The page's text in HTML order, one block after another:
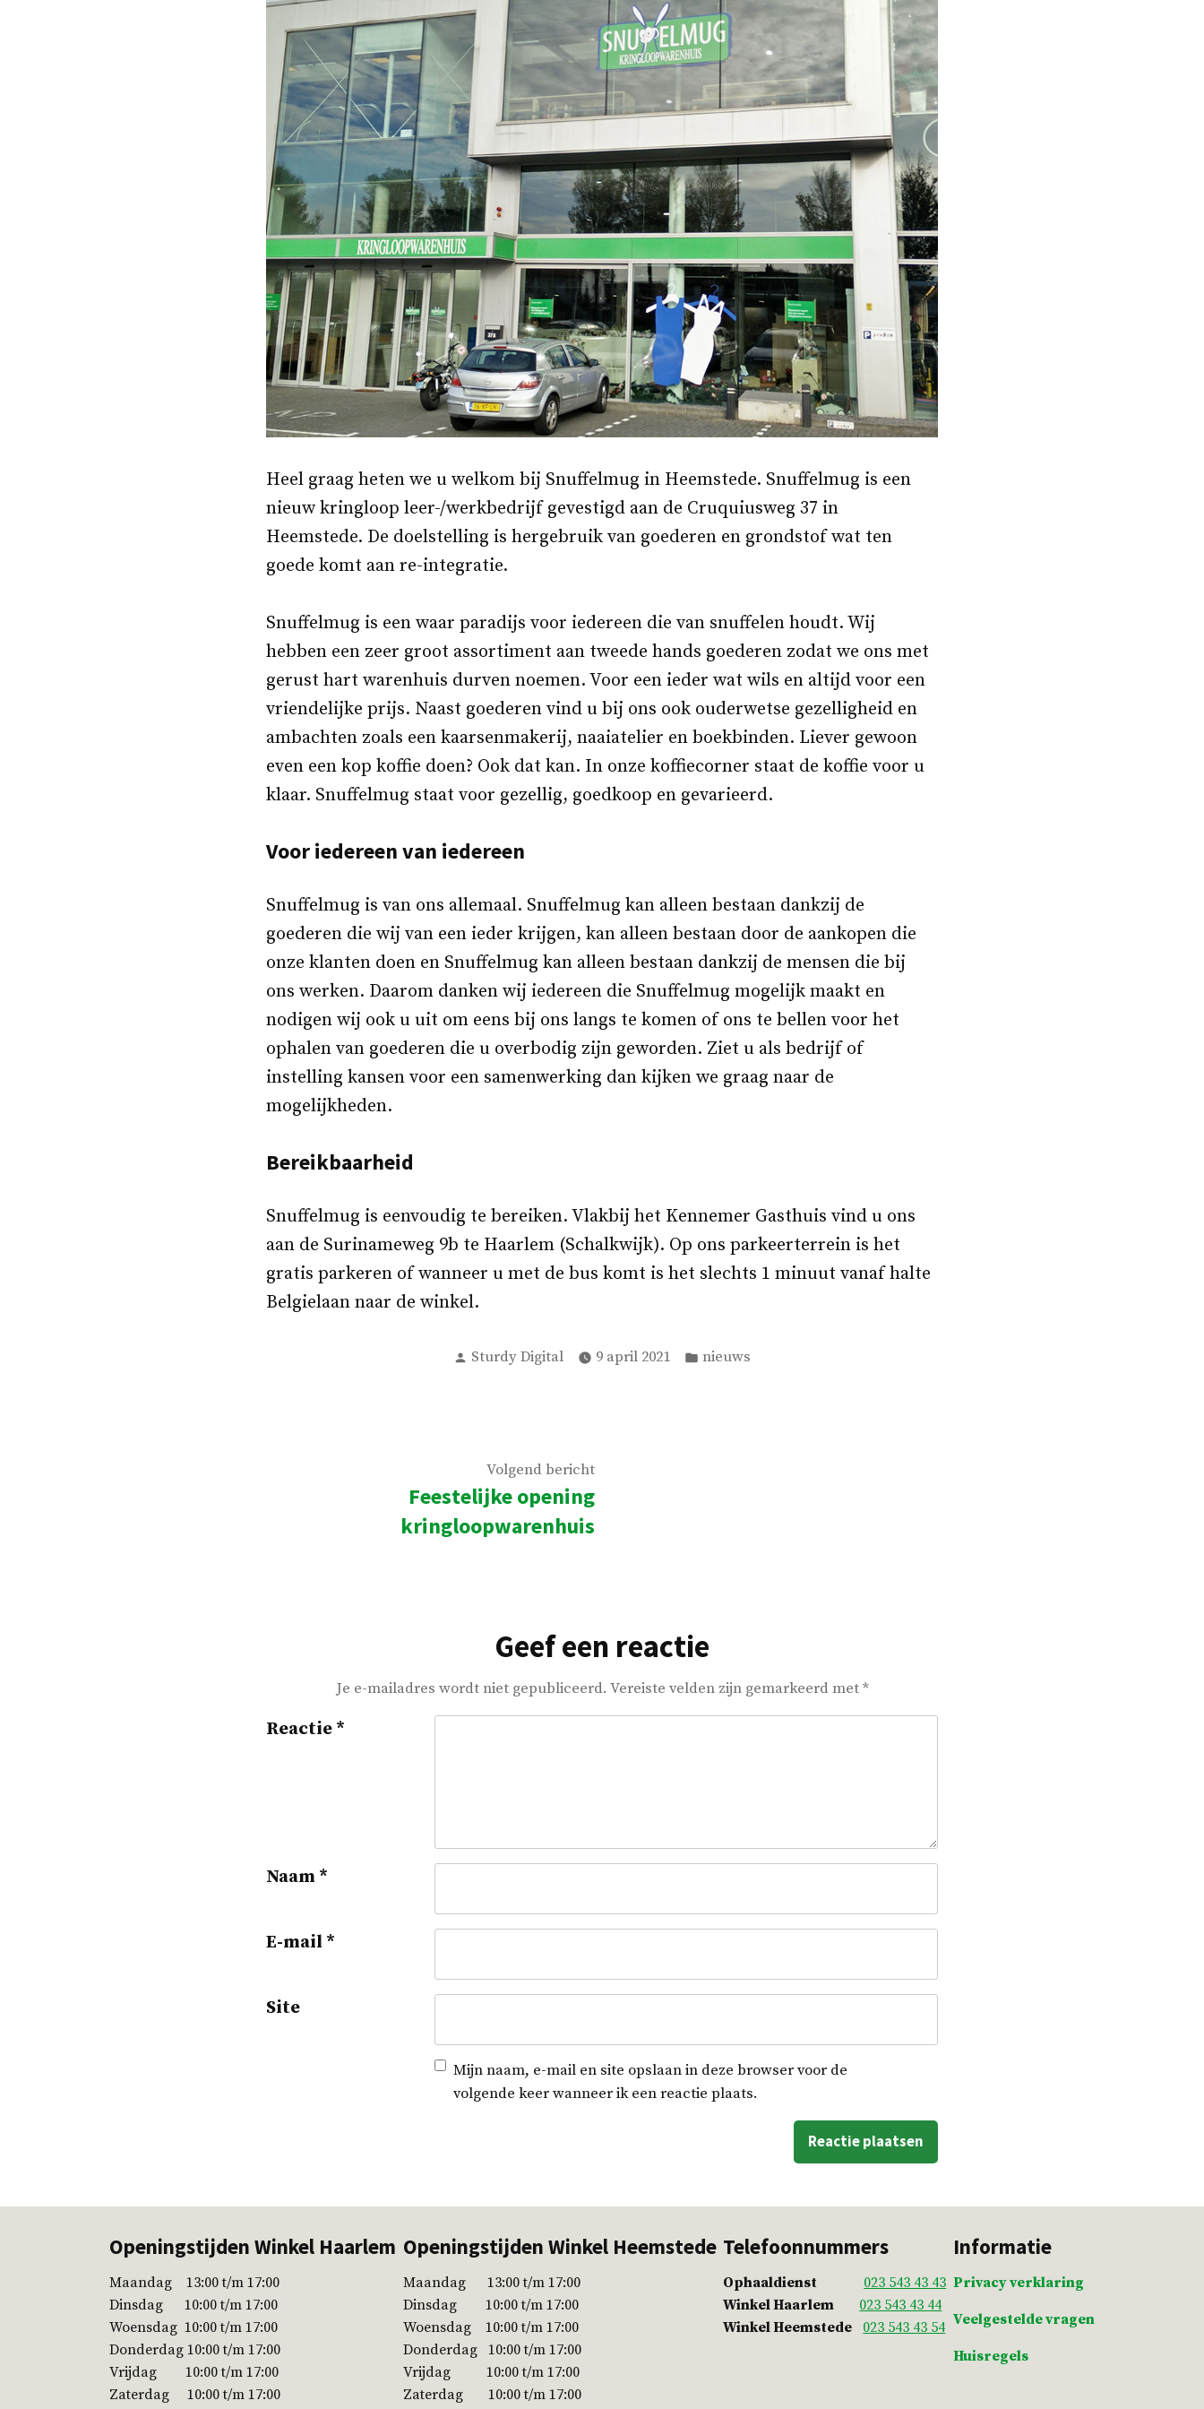
Heel graag heten we u welkom bij Snuffelmug in Heemstede. Snuffelmug is een
nieuw kringloop leer-/werkbedrijf gevestigd aan de Cruquiusweg 37 in
Heemstede. De doelstelling is hergebruik van goederen en grondstof wat ten
goede komt aan re-integratie.
Snuffelmug is een waar paradijs voor iedereen die van snuffelen houdt. Wij
hebben een zeer groot assortiment aan tweede hands goederen zodat we ons met
gerust hart warenhuis durven noemen. Voor een ieder wat wils en altijd voor een
vriendelijke prijs. Naast goederen vind u bij ons ook ouderwetse gezelligheid en
ambachten zoals een kaarsenmakerij, naaiatelier en boekbinden. Liever gewoon
even een kop koffie doen? Ook dat kan. In onze koffiecorner staat de koffie voor u
klaar. Snuffelmug staat voor gezellig, goedkoop en gevarieerd.
Voor iedereen van iedereen
Snuffelmug is van ons allemaal. Snuffelmug kan alleen bestaan dankzij de
goederen die wij van een ieder krijgen, kan alleen bestaan door de aankopen die
onze klanten doen en Snuffelmug kan alleen bestaan dankzij de mensen die bij
ons werken. Daarom danken wij iedereen die Snuffelmug mogelijk maakt en
nodigen wij ook u uit om eens bij ons langs te komen of ons te bellen voor het
ophalen van goederen die u overbodig zijn geworden. Ziet u als bedrijf of
instelling kansen voor een samenwerking dan kijken we graag naar de
mogelijkheden.
Bereikbaarheid
Snuffelmug is eenvoudig te bereiken. Vlakbij het Kennemer Gasthuis vind u ons
aan de Surinameweg 9b te Haarlem (Schalkwijk). Op ons parkeerterrein is het
gratis parkeren of wanneer u met de bus komt is het slechts 1 minuut vanaf halte
Belgielaan naar de winkel.
Geplaatst
Sturdy Digital 9 april 2021
Geplaatst
nieuws
Volgend berichtVolgend
bericht:
Feestelijke opening
kringloopwarenhuis
Geef een reactie
Je e-mailadres wordt niet gepubliceerd. Vereiste velden zijn gemarkeerd met*
Reactie *
Naam *
E-mail *
Site
Mijn naam, e-mail en site opslaan in deze browser voor de
volgende keer wanneer ik een reactie plaats.
Openingstijden Winkel Haarlem
Maandag 13:00 t/m 17:00
Dinsdag 10:00 t/m 17:00
Woensdag 10:00 t/m 17:00
Donderdag 10:00 t/m 17:00
Vrijdag 10:00 t/m 17:00
Zaterdag 10:00 t/m 17:00
Openingstijden Winkel Heemstede
Maandag 13:00 t/m 17:00
Dinsdag 10:00 t/m 17:00
Woensdag 10:00 t/m 17:00
Donderdag 10:00 t/m 17:00
Vrijdag 10:00 t/m 17:00
Zaterdag 10:00 t/m 17:00
Telefoonnummers
Ophaaldienst
023 543 43 43
Winkel Haarlem
023 543 43 44
Winkel Heemstede
023 543 43 54
Informatie
Privacy verklaring
Veelgestelde vragen
Huisregels